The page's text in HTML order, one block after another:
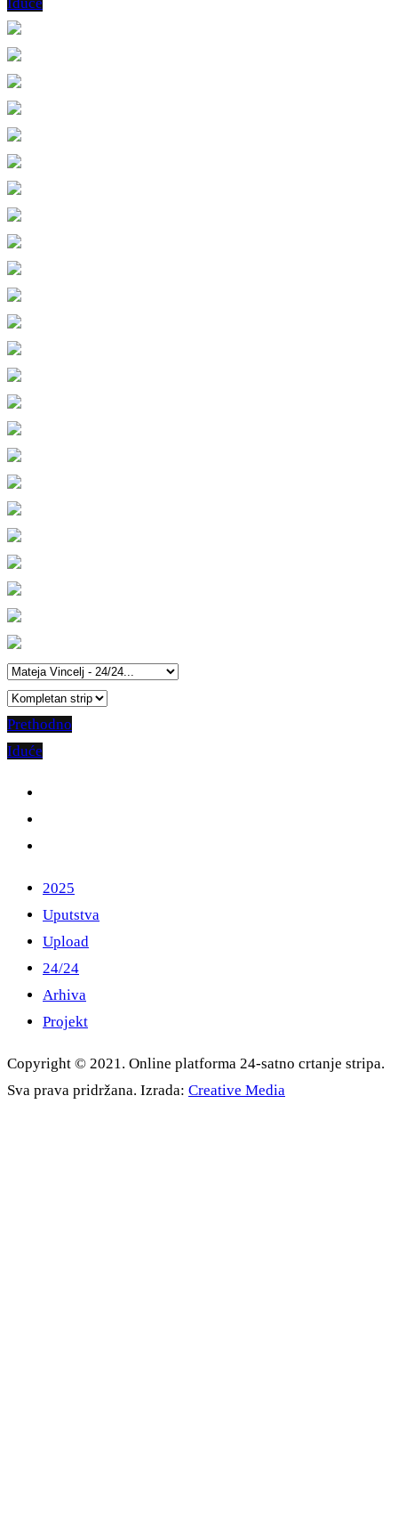
Prethodno
Iduće
2025
Uputstva
Upload
24/24
Arhiva
Projekt
Copyright © 2021. Online platforma 24-satno crtanje stripa.
Sva prava pridržana. Izrada: Creative Media